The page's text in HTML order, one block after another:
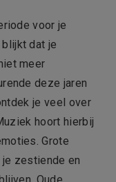
voor je
dat je
meer
deze jaren
je veel over
hoort hierbij
Grote
zestiende en